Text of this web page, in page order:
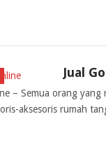
Jual
– Semua orang
aksesoris rumah